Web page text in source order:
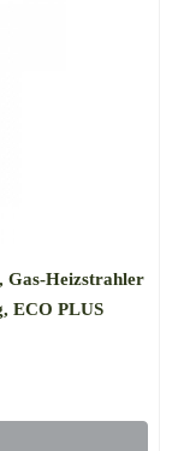
Gas-Heizstrahler
ECO PLUS